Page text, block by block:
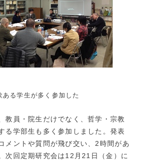
ある学生が多く参加した
員・院生だけでなく、哲学・ 宗教
る学部生も多く参加しました。 発表
メントや質問が飛び交い、 2時間があ
次回定期研究会は12月21日（金）に